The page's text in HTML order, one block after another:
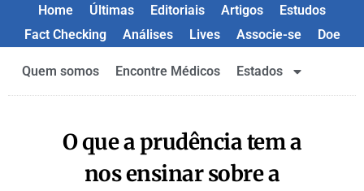
Home Últimas Editoriais Artigos
Estudos
Fact Checking
Análises Lives Associe-se Doe
Quem somos Encontre Médicos Estados
O que a prudência tem a
nos ensinar sobre a